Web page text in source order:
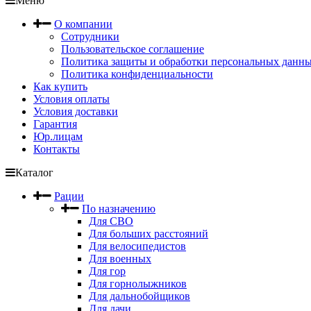
О компании
Сотрудники
Пользовательское соглашение
Политика защиты и обработки персональных
Политика конфиденциальности
Как купить
Условия оплаты
Условия доставки
Гарантия
Юр.лицам
Контакты
Каталог
Рации
По назначению
Для СВО
Для больших расстояний
Для велосипедистов
Для военных
Для гор
Для горнолыжников
Для дальнобойщиков
Для дачи